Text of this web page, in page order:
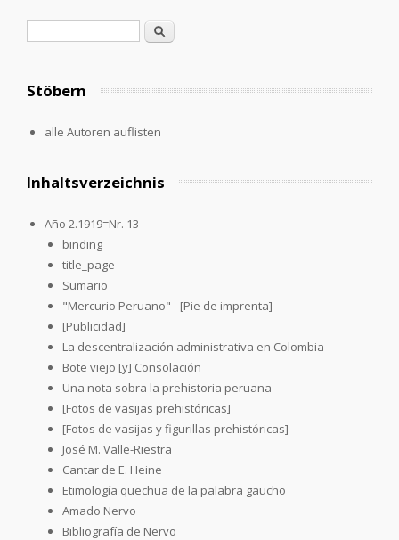
Search
Stöbern
alle Autoren auflisten
Inhaltsverzeichnis
Año 2.1919=Nr. 13
binding
title_page
Sumario
"Mercurio Peruano" - [Pie de imprenta]
[Publicidad]
La descentralización administrativa en Colombia
Bote viejo [y] Consolación
Una nota sobra la prehistoria peruana
[Fotos de vasijas prehistóricas]
[Fotos de vasijas y figurillas prehistóricas]
José M. Valle-Riestra
Cantar de E. Heine
Etimología quechua de la palabra gaucho
Amado Nervo
Bibliografía de Nervo